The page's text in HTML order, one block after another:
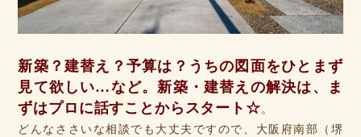
新築？建替え？予算は？うちの図面をひとまず
見て欲しい…など。新築・建替えの解決は、ま
ずはプロに話すことからスタート☆。
どんなささいな相談でも大丈夫ですので、大阪府南部（堺